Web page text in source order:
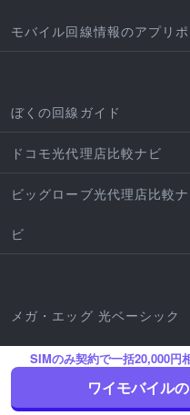
モバイル回線情報のアプリポ
ぼくの回線ガイド
ドコモ光代理店比較ナビ
ビッグローブ光代理店比較ナ
ビ
メガ・エッグ 光ベーシック
代理店比較ナビ
SoftBank Air代理店比較ナビ
SIMのみ契約で一括20,000円
ワイモバイル